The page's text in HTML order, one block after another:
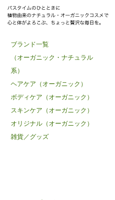
ブランド一覧
（オーガニック・ナチュラル
系）
ヘアケア（オーガニック）
ボディケア（オーガニック）
スキンケア（オーガニック）
オリジナル（オーガニック）
雑貨／グッズ